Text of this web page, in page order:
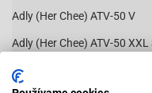
Adly (Her Chee) ATV-50 V
Adly (Her Chee) ATV-50
Adly (Her Chee) Air-Tec 50